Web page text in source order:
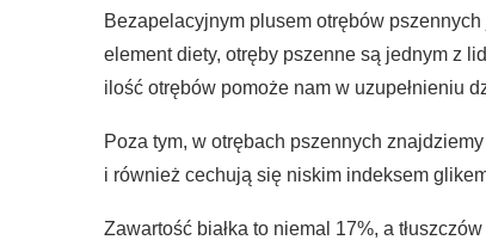
Bezapelacyjnym plusem otrębów
element diety, otręby pszenne są jednym z
ilość otrębów pomoże nam w uzupełnieniu
Poza tym, w otrębach pszennych
i również cechują się niskim indeksem
Zawartość białka to niemal 17%, a